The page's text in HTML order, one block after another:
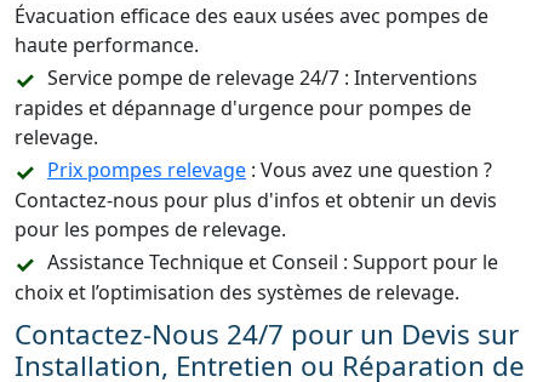
Évacuation efficace des eaux usées avec pompes de
haute performance.
Service pompe de relevage 24/7 : Interventions
rapides et dépannage d'urgence pour pompes de
relevage.
Prix pompes relevage : Vous avez une question ?
Contactez-nous pour plus d'infos et obtenir un devis
pour les pompes de relevage.
Assistance Technique et Conseil : Support pour le
choix et l’optimisation des systèmes de relevage.
Contactez-Nous 24/7 pour un Devis sur
Installation, Entretien ou Réparation de